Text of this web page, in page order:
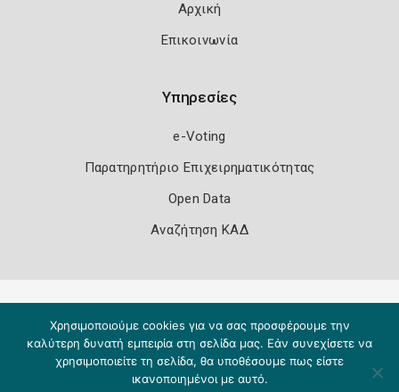
Αρχική
Επικοινωνία
Υπηρεσίες
e-Voting
Παρατηρητήριο Επιχειρηματικότητας
Open Data
Αναζήτηση ΚΑΔ
Χρησιμοποιούμε cookies για να σας προσφέρουμε την
καλύτερη δυνατή εμπειρία στη σελίδα μας. Εάν συνεχίσετε να
χρησιμοποιείτε τη σελίδα, θα υποθέσουμε πως είστε
ικανοποιημένοι με αυτό.
Copyright 2026 Knowledge A.E.